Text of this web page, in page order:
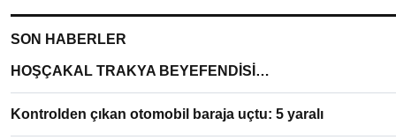
SON HABERLER
HOŞÇAKAL TRAKYA BEYEFENDİSİ…
Kontrolden çıkan otomobil baraja uçtu: 5 yaralı